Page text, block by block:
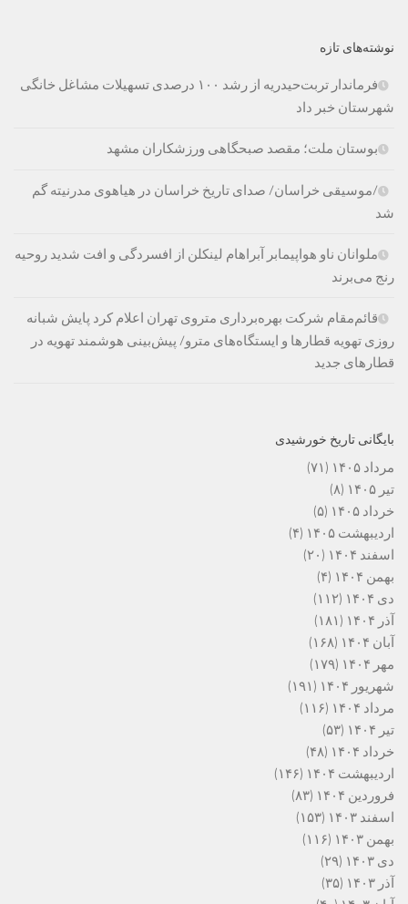
نوشته‌های تازه
فرماندار تربت‌حیدریه از رشد ۱۰۰ درصدی تسهیلات مشاغل خانگی
شهرستان خبر داد
بوستان ملت؛ مقصد صبحگاهی ورزشکاران مشهد
/موسیقی خراسان/ صدای تاریخ خراسان در هیاهوی مدرنیته گم
شد
ملوانان ناو هواپیمابر آبراهام لینکلن از افسردگی و افت شدید روحیه
رنج می‌برند
قائم‌مقام شرکت بهره‌برداری متروی تهران اعلام کرد پایش شبانه
روزی تهویه قطارها و ایستگاه‌های مترو/ پیش‌بینی هوشمند تهویه در
قطارهای جدید
بایگانی تاریخ خورشیدی
مرداد ۱۴۰۵
(۷۱)
تیر ۱۴۰۵
(۸)
خرداد ۱۴۰۵
(۵)
اردیبهشت ۱۴۰۵
(۴)
اسفند ۱۴۰۴
(۲۰)
بهمن ۱۴۰۴
(۴)
دی ۱۴۰۴
(۱۱۲)
آذر ۱۴۰۴
(۱۸۱)
آبان ۱۴۰۴
(۱۶۸)
مهر ۱۴۰۴
(۱۷۹)
شهریور ۱۴۰۴
(۱۹۱)
مرداد ۱۴۰۴
(۱۱۶)
تیر ۱۴۰۴
(۵۳)
خرداد ۱۴۰۴
(۴۸)
اردیبهشت ۱۴۰۴
(۱۴۶)
فروردین ۱۴۰۴
(۸۳)
اسفند ۱۴۰۳
(۱۵۳)
بهمن ۱۴۰۳
(۱۱۶)
دی ۱۴۰۳
(۲۹)
آذر ۱۴۰۳
(۳۵)